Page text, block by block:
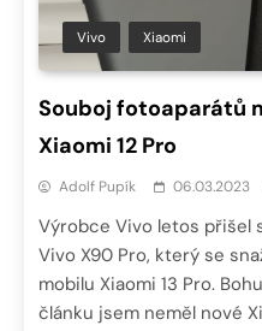
Vivo Xiaomi
Souboj fotoaparátů
Xiaomi 12 Pro
Adolf Pupík 06.03.2023
Výrobce Vivo letos přišel
Vivo X90 Pro, který se
mobilu Xiaomi 13 Pro.
článku jsem neměl nové